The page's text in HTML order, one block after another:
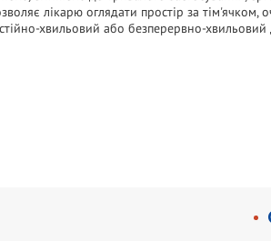
лікарю оглядати простір за
хвильовий або безперервно-хвильовий